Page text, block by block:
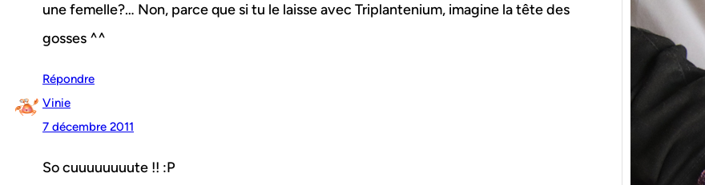
une femelle?… Non, parce que si tu le laisse avec Triplantenium, imagine la tête des
gosses ^^
Répondre
Vinie
7 décembre 2011
So cuuuuuuuute !! :P